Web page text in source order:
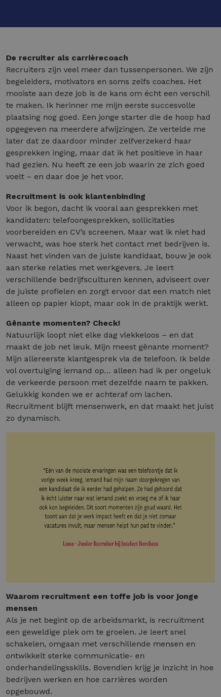
De recruiter als carrièrecoach
Recruiters zijn veel meer dan tussenpersonen. We zijn
begeleiders, motivators en soms zelfs coaches. Het
mooiste aan deze job is de kans om écht een verschil
te maken. Ik herinner me mijn eerste succesvolle
plaatsing nog goed. Een jonge starter die de hoop had
opgegeven na meerdere afwijzingen. Ze vertelde me
later dat ze daardoor minder zelfverzekerd haar
gesprekken inging, maar dat ik het positieve in haar
had gezien. Nu heeft ze een job waarin ze zich goed
voelt – en daar doe je het voor.
Recruitment is ook klantenbinding
Voor ik begon, dacht ik vooral aan gesprekken met
kandidaten: telefoongesprekken, sollicitaties
voorbereiden en CV’s screenen. Maar wat ik niet had
verwacht, was hoe sterk het contact met bedrijven is.
Naast het vinden van de juiste kandidaat, bouw je ook
aan sterke relaties met werkgevers. Je leert
verschillende bedrijfsculturen kennen, adviseert over
de juiste profielen en zorgt ervoor dat een match niet
alleen op papier klopt, maar ook in de praktijk werkt.
Gênante momenten? Check!
Natuurlijk loopt niet elke dag vlekkeloos – en dat
maakt de job net leuk. Mijn meest gênante moment?
Mijn allereerste klantgesprek via de telefoon. Ik belde
vol overtuiging iemand op… alleen had ik per ongeluk
de verkeerde persoon met dezelfde naam te pakken.
Gelukkig konden we er achteraf om lachen.
Recruitment blijft mensenwerk, en dat maakt het juist
zo dynamisch.
Waarom recruitment een toffe job is voor jonge
mensen
Als je net begint op de arbeidsmarkt, is recruitment
een geweldige plek om te groeien. Je leert snel
schakelen, omgaan met verschillende mensen en
ontwikkelt sterke communicatie- en
onderhandelingsskills. Bovendien krijg je inzicht in hoe
bedrijven werken en hoe carrières worden
opgebouwd.